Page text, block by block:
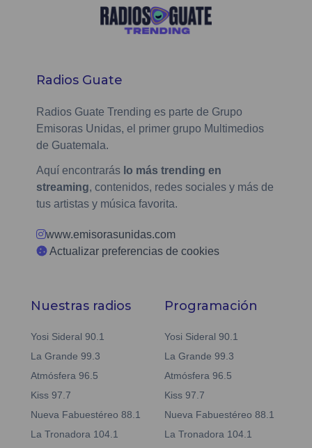
Radios Guate
Radios Guate Trending es parte de Grupo
Emisoras Unidas, el primer grupo Multimedios
de Guatemala.
Aquí encontrarás lo más trending en
streaming, contenidos, redes sociales y más de
tus artistas y música favorita.
www.emisorasunidas.com
Actualizar preferencias de cookies
Nuestras radios
Yosi Sideral 90.1
La Grande 99.3
Atmósfera 96.5
Kiss 97.7
Nueva Fabuestéreo 88.1
La Tronadora 104.1
Programación
Yosi Sideral 90.1
La Grande 99.3
Atmósfera 96.5
Kiss 97.7
Nueva Fabuestéreo 88.1
La Tronadora 104.1